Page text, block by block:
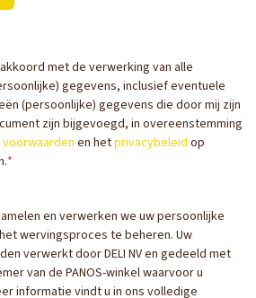
met de verwerking van alle
gegevens, inclusief eventuele
(persoonlijke) gegevens die door mij zijn
zijn bijgevoegd, in overeenstemming
en hetprivacybeleid op
*
en verwerken we uw persoonlijke
wervingsproces te beheren. Uw
verwerkt door DELI NV en gedeeld met
van de PANOS-winkel waarvoor u
informatie vindt u in ons volledige